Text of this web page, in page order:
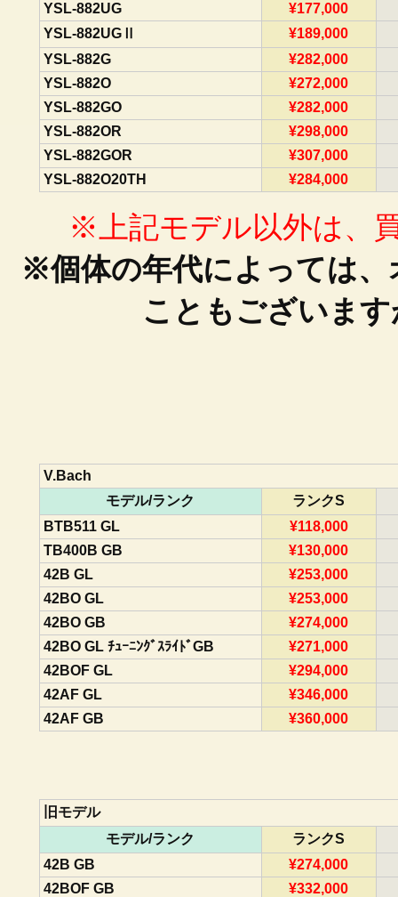
YSL-882UG
¥177,000
YSL-882UGⅡ
¥189,000
YSL-882G
¥282,000
YSL-882O
¥272,000
YSL-882GO
¥282,000
YSL-882OR
¥298,000
YSL-882GOR
¥307,000
YSL-882O20TH
¥284,000
※上記モデル以外は、
※個体の年代によっては
こともございま
V.Bach
モデル/ランク
ランクS
BTB511 GL
¥118,000
TB400B GB
¥130,000
42B GL
¥253,000
42BO GL
¥253,000
42BO GB
¥274,000
42BO GL ﾁｭｰﾆﾝｸﾞｽﾗｲﾄﾞGB
¥271,000
42BOF GL
¥294,000
42AF GL
¥346,000
42AF GB
¥360,000
旧モデル
モデル/ランク
ランクS
42B GB
¥274,000
42BOF GB
¥332,000